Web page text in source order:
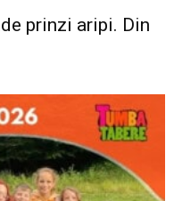
prinzi aripi. Din